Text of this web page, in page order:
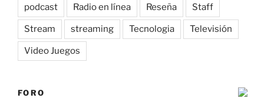
podcast Radio en línea Reseña Staff
Stream streaming Tecnologia Televisión
Video Juegos
FORO